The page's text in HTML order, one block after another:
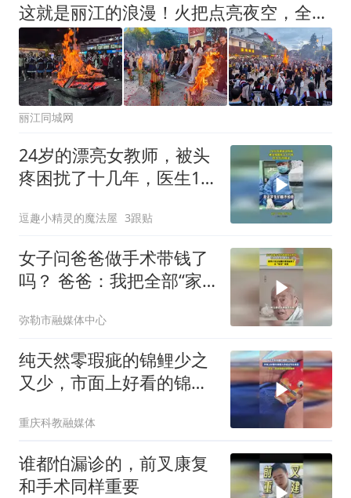
这就是丽江的浪漫！火把点亮夜空，全民打跳治愈一整个夏天
丽江同城网
24岁的漂亮女教师，被头
疼困扰了十几年，医生15
逗趣小精灵的魔法屋 3跟贴
女子问爸爸做手术带钱了
吗？ 爸爸：我把全部“家
#晚年
弥勒市融媒体中心
纯天然零瑕疵的锦鲤少之
又少，市面上好看的锦鲤
友：原来锦鲤也做医美啊
重庆科教融媒体
谁都怕漏诊的，前叉康复
和手术同样重要